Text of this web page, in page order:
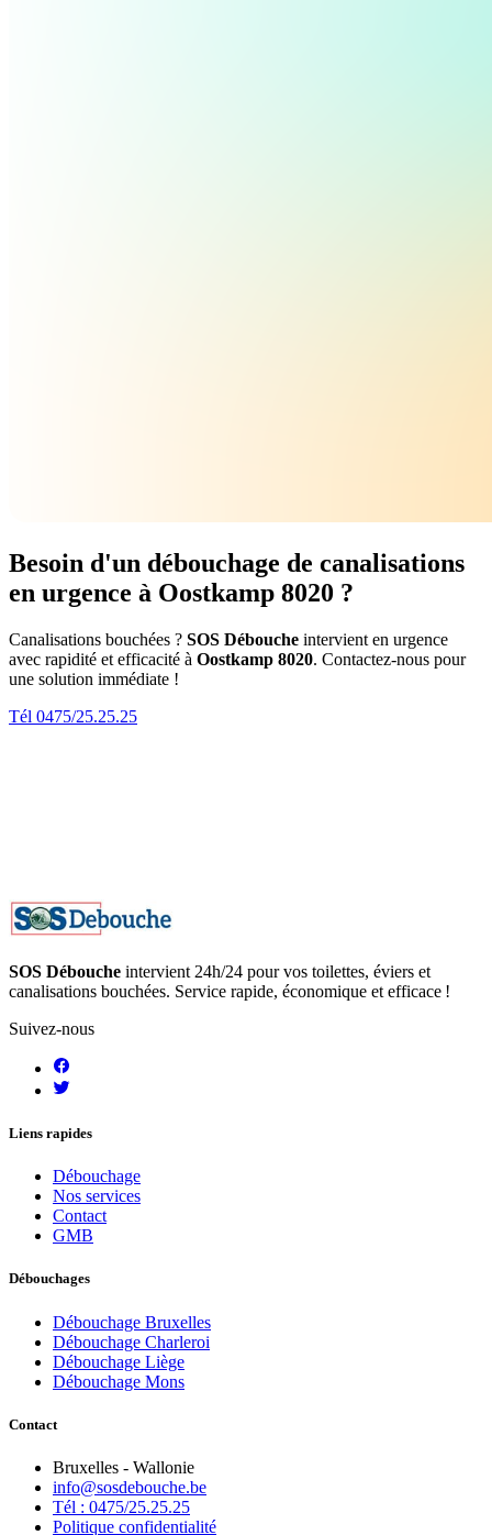
Besoin d'un débouchage de canalisations
en urgence à Oostkamp 8020 ?
Canalisations bouchées ? SOS Débouche intervient en urgence
avec rapidité et efficacité à Oostkamp 8020. Contactez-nous pour
une solution immédiate !
Tél 0475/25.25.25
SOS Débouche intervient 24h/24 pour vos toilettes, éviers et
canalisations bouchées. Service rapide, économique et efficace !
Suivez-nous
Liens rapides
Débouchage
Nos services
Contact
GMB
Débouchages
Débouchage Bruxelles
Débouchage Charleroi
Débouchage Liège
Débouchage Mons
Contact
Bruxelles - Wallonie
info@sosdebouche.be
Tél : 0475/25.25.25
Politique confidentialité